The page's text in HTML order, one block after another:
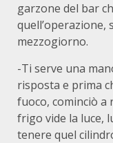
garzone del bar
quell’operazione,
mezzogiorno.
-Ti serve una
risposta e prima
fuoco, cominciò a
frigo vide la luce,
tenere quel